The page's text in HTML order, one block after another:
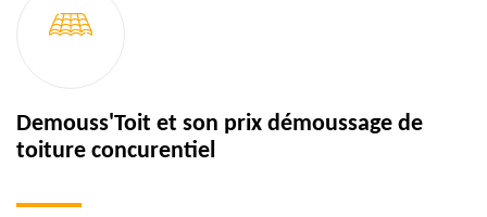
Demouss'Toit et son prix démoussage de
toiture concurentiel